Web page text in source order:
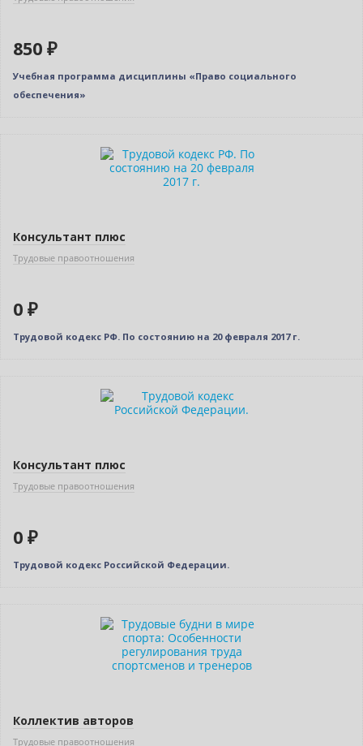
850 ₽
Учебная программа дисциплины «Право социального
обеспечения»
Консультант плюс
Трудовые правоотношения
0 ₽
Трудовой кодекс РФ. По состоянию на 20 февраля 2017 г.
Консультант плюс
Трудовые правоотношения
0 ₽
Трудовой кодекс Российской Федерации.
Коллектив авторов
Трудовые правоотношения